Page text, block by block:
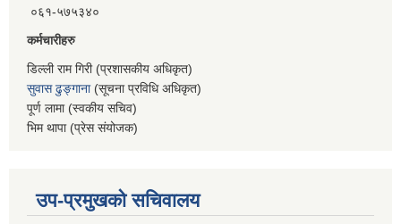
०६१-५७५३४०
कर्मचारीहरु
डिल्ली राम गिरी (प्रशासकीय अधिकृत)
सुवास ढुङ्गाना(सूचना प्रविधि अधिकृत)
पूर्ण लामा (स्वकीय सचिव)
भिम थापा (प्रेस संयोजक)
उप-प्रमुखको सचिवालय